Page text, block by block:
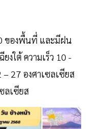
ของพื้นที่ และมีฝน
งใต้ ความเร็ว 10 -
27 องศาเซลเซียส
ลเซียส